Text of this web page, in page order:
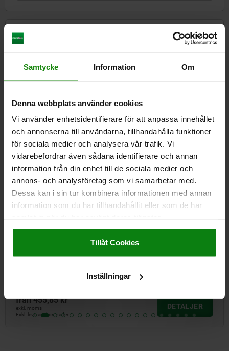
Samtycke Information Om
Denna webbplats använder cookies
Vi använder enhetsidentifierare för att anpassa innehållet
och annonserna till användarna, tillhandahålla funktioner
för sociala medier och analysera vår trafik. Vi
vidarebefordrar även sådana identifierare och annan
information från din enhet till de sociala medier och
annons- och analysföretag som vi samarbetar med.
Dessa kan i sin tur kombinera informationen med annan
information som du har tillhandahållit eller som de har
Impressum|Dataskydd|AGB
Tillåt Cookies
Inställningar
Andra kunder köpte också
04624-30
Spännspakar för vridarmsspännare
från455,85 kr
exkl. moms
Exkl. leveranskostnader
DETALJER